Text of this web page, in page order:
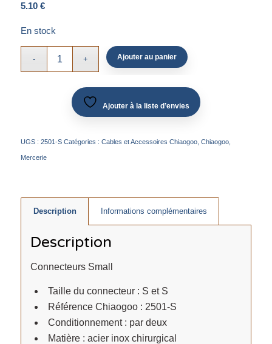
5.10 €
En stock
Ajouter au panier
Ajouter à la liste d’envies
UGS : 2501-S Catégories : Cables et Accessoires Chiaogoo, Chiaogoo,
Mercerie
Description Informations complémentaires
Description
Connecteurs Small
Taille du connecteur : S et S
Référence Chiaogoo : 2501-S
Conditionnement : par deux
Matière : acier inox chirurgical